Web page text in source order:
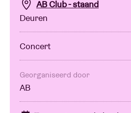
Concertcheque
Over AB
Contact
AB Club - staand
Deuren
Concert
Georganiseerd door
AB